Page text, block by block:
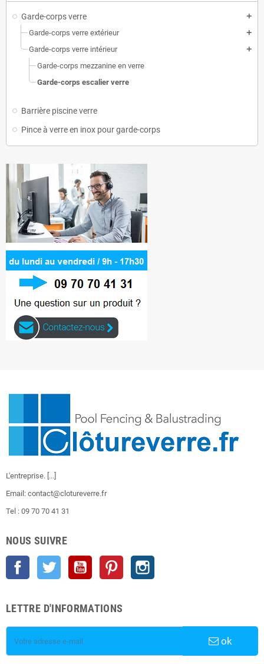
Garde-corps verre add
Garde-corps verre extérieur add
Garde-corps verre intérieur add
Garde-corps mezzanine en verre
Garde-corps escalier verre
Barrière piscine verre
Pince à verre en inox pour garde-corps
L'entreprise. [...]
Email: contact@clotureverre.fr
Tel : 09 70 70 41 31
NOUS SUIVRE
Facebook Twitter YouTube Pinterest
LETTRE D'INFORMATIONS
ok